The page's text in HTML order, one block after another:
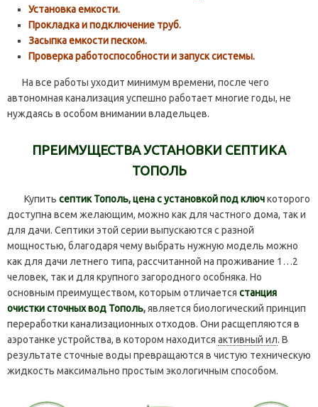
Установка емкости.
Прокладка и подключение труб.
Засыпка емкости песком.
Проверка работоспособности и запуск системы.
На все работы уходит минимум времени, после чего
автономная канализация успешно работает многие годы, не
нуждаясь в особом внимании владельцев.
ПРЕИМУЩЕСТВА УСТАНОВКИ СЕПТИКА
ТОПОЛЬ
Купить септик Тополь, цена с установкой под ключкоторого
доступна всем желающим, можно как для частного дома, так и
для дачи. Септики этой серии выпускаются с разной
мощностью, благодаря чему выбрать нужную модель можно
как для дачи летнего типа, рассчитанной на проживание 1…2
человек, так и для крупного загородного особняка. Но
основным преимуществом, которым отличается станция
очистки сточных вод Тополь,является биологический принцип
переработки канализационных отходов. Они расщепляются в
аэротанке устройства, в котором находится активный ил. В
результате сточные воды превращаются в чистую техническую
жидкость максимально простым экологичным способом.